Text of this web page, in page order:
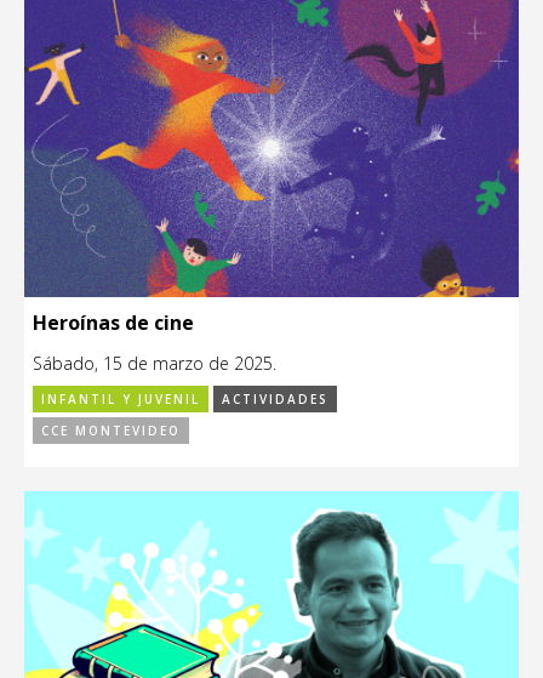
Heroínas de cine
Sábado, 15 de marzo de 2025.
INFANTIL Y JUVENIL
ACTIVIDADES
CCE MONTEVIDEO